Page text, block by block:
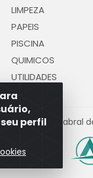
perfil
LIMPEZA
PAPEIS
PISCINA
QUIMICOS
UTILIDADES
Antônio